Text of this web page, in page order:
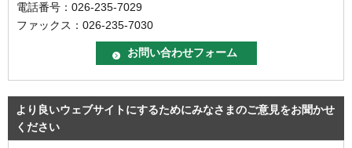
電話番号：026-235-7029
ファックス：026-235-7030
より良いウェブサイトにするためにみなさまのご意見をお聞かせ
ください